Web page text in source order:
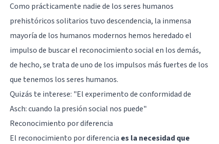
Como prácticamente nadie de los seres humanos
prehistóricos solitarios tuvo descendencia, la inmensa
mayoría de los humanos modernos hemos heredado el
impulso de buscar el reconocimiento social en los demás,
de hecho, se trata de uno de los impulsos más fuertes de los
que tenemos los seres humanos.
Quizás te interese: "El experimento de conformidad de
Asch: cuando la presión social nos puede"
Reconocimiento por diferencia
El reconocimiento por diferencia es la necesidad que